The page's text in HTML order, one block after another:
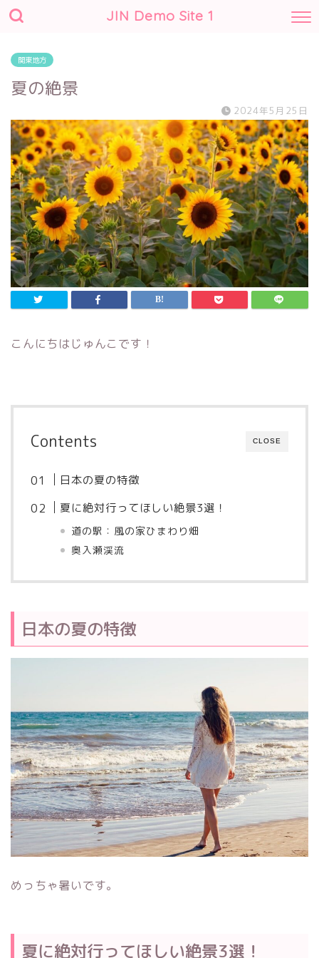
JIN Demo Site 1
関東地方
夏の絶景
2024年5月25日
こんにちはじゅんこです！
CLOSE
Contents
日本の夏の特徴
夏に絶対行ってほしい絶景3選！
道の駅：風の家ひまわり畑
奥入瀬渓流
日本の夏の特徴
めっちゃ暑いです。
夏に絶対行ってほしい絶景3選！